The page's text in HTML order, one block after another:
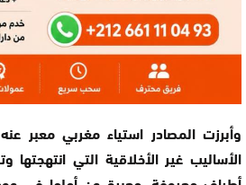
وأبرزت المصادر استياء مغربي معبر
الأساليب غير الأخلاقية التي